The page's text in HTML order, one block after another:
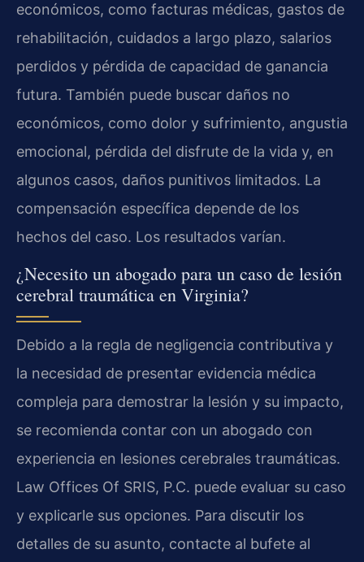
económicos, como facturas médicas, gastos de
rehabilitación, cuidados a largo plazo, salarios
perdidos y pérdida de capacidad de ganancia
futura. También puede buscar daños no
económicos, como dolor y sufrimiento, angustia
emocional, pérdida del disfrute de la vida y, en
algunos casos, daños punitivos limitados. La
compensación específica depende de los
hechos del caso. Los resultados varían.
¿Necesito un abogado para un caso de lesión
cerebral traumática en Virginia?
Debido a la regla de negligencia contributiva y
la necesidad de presentar evidencia médica
compleja para demostrar la lesión y su impacto,
se recomienda contar con un abogado con
experiencia en lesiones cerebrales traumáticas.
Law Offices Of SRIS, P.C. puede evaluar su caso
y explicarle sus opciones. Para discutir los
detalles de su asunto, contacte al bufete al